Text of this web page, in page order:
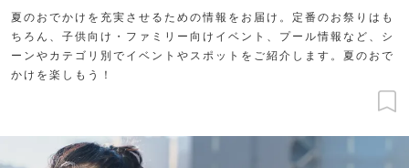
夏のおでかけを充実させるための情報をお届け。定番のお祭りはも
ちろん、子供向け・ファミリー向けイベント、プール情報など、シ
ーンやカテゴリ別でイベントやスポットをご紹介します。夏のおで
かけを楽しもう！